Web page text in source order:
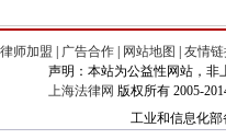
律师加盟 广告合作 网站地图
友情
声明：本站为公益性网站，非
上海法律网 版权所有 2005-
工业和信息化部